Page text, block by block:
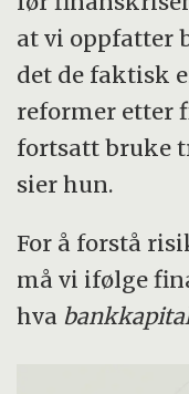
at vi oppfatter
det de faktisk
reformer etter
fortsatt bruke
sier hun.
For å forstå
må vi ifølge
hva